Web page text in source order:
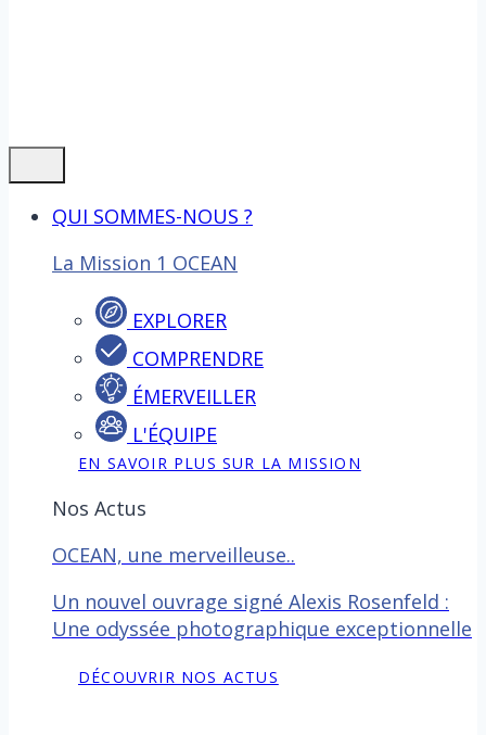
QUI SOMMES-NOUS ?
La Mission 1 OCEAN
EXPLORER
COMPRENDRE
ÉMERVEILLER
L'ÉQUIPE
EN SAVOIR PLUS SUR LA MISSION
Nos Actus
OCEAN, une merveilleuse..
Un nouvel ouvrage signé Alexis Rosenfeld :
Une odyssée photographique exceptionnelle
DÉCOUVRIR NOS ACTUS